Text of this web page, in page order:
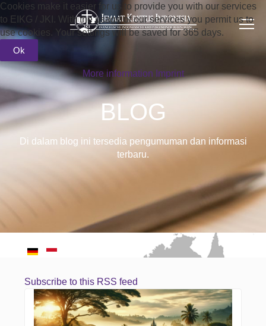
BLOG
Di dalam blog ini tersedia pengumuman dan informasi
terbaru.
Subscribe to this RSS feed
Cookies make it easier for us to provide you with our services
to EIKG / JKI. With the usage of our services you permit us to
use cookies. Your settings will be saved for 365 days.
Ok
More information Imprint